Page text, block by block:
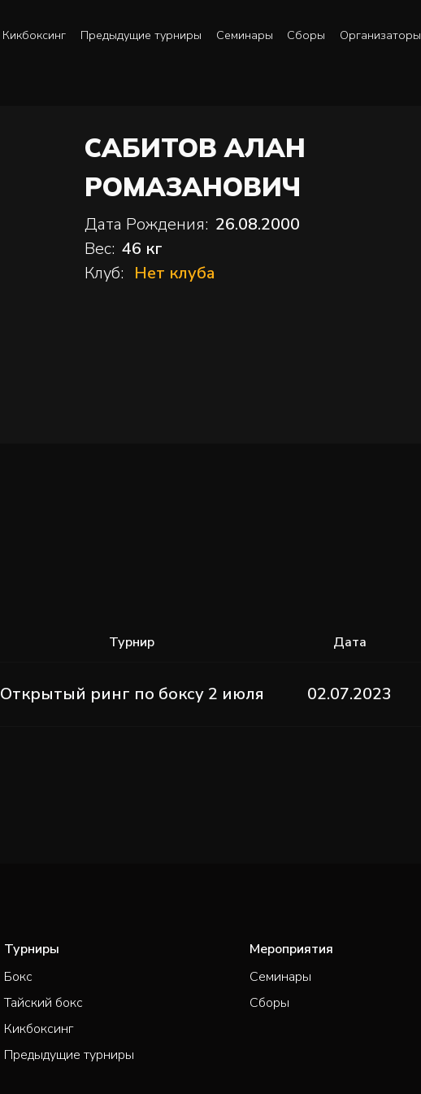
Кикбоксинг Предыдущие турниры Семинары Сборы Организаторы
САБИТОВ АЛАН
РОМАЗАНОВИЧ
Дата Рождения: 26.08.2000
Вес: 46 кг
Клуб: Нет клуба
Турнир Дата
Открытый ринг по боксу 2 июля 02.07.2023
Турниры
Бокс
Тайский бокс
Кикбоксинг
Предыдущие турниры
Мероприятия
Семинары
Сборы